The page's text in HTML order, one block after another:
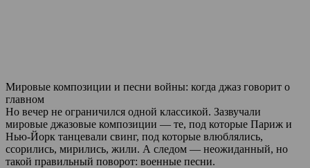
Мировые композиции и песни войны: когда джаз говорит о
главном
Но вечер не ограничился одной классикой. Зазвучали
мировые джазовые композиции — те, под которые Париж и
Нью-Йорк танцевали свинг, под которые влюблялись,
ссорились, мирились, жили. А следом — неожиданный, но
такой правильный поворот: военные песни.